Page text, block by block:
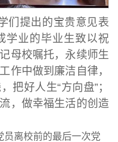
们提出的宝贵意见表
学业的毕业生致以祝
母校嘱托，永续师生
作中做到廉洁自律，
把好人生“方向盘”；
，做幸福生活的创造
离校前的最后一次党